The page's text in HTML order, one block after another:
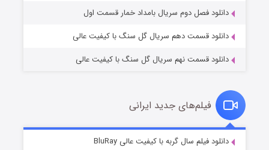
قسمت۶ (زیرنویس) منتشر شد
دانلود فصل دوم سریال بامداد خمار قسمت اول
دانلود قسمت دهم سریال گل سنگ با کیفیت عالی
دانلود قسمت نهم سریال گل سنگ با کیفیت عالی
فیلم‌های جدید ایرانی
دانلود فیلم سال گربه با کیفیت عالی BluRay